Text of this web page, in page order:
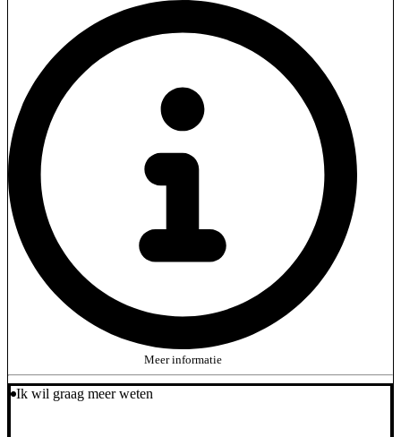
Meer informatie
Ik wil graag meer weten